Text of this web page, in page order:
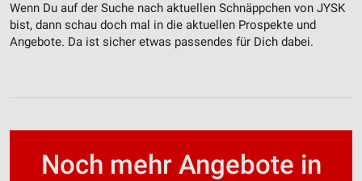
Wenn Du auf der Suche nach aktuellen Schnäppchen von JYSK
bist, dann schau doch mal in die aktuellen Prospekte und
Angebote. Da ist sicher etwas passendes für Dich dabei.
Noch mehr Angebote in